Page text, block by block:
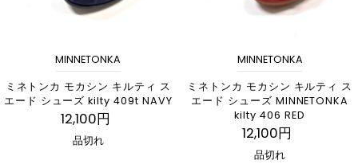
MINNETONKA
ミネトンカ モカシン キルティ ス
エード シューズ kilty 409t NAVY
12,100円
品切れ
MINNETONKA
ミネトンカ モカシン キルティ ス
エード シューズ MINNETONKA
kilty 406 RED
12,100円
品切れ